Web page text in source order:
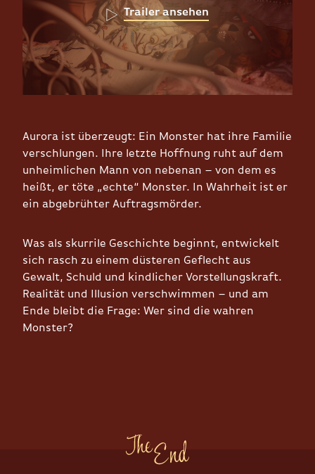
Trailer ansehen
Aurora ist überzeugt: Ein Monster hat ihre Familie
verschlungen. Ihre letzte Hoffnung ruht auf dem
unheimlichen Mann von nebenan – von dem es
heißt, er töte „echte“ Monster. In Wahrheit ist er
ein abgebrühter Auftragsmörder.
Was als skurrile Geschichte beginnt, entwickelt
sich rasch zu einem düsteren Geflecht aus
Gewalt, Schuld und kindlicher Vorstellungskraft.
Realität und Illusion verschwimmen – und am
Ende bleibt die Frage: Wer sind die wahren
Monster?